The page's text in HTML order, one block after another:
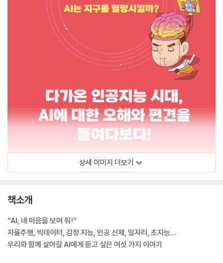
상세 이미지 더보기
책소개
“AI, 네 마음을 보여 줘!”
자율주행, 빅데이터, 감정 지능, 인공 신체, 일자리, 초지능…
우리와 함께 살아갈 AI에게 듣고 싶은 여섯 가지 이야기